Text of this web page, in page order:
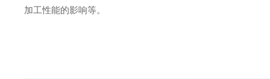
加工性能的影响等。